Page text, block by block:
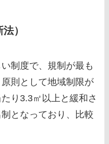
）
制度で、規制が最も
則として地域制限が
り3.3㎡以上と緩和さ
となっており、比較